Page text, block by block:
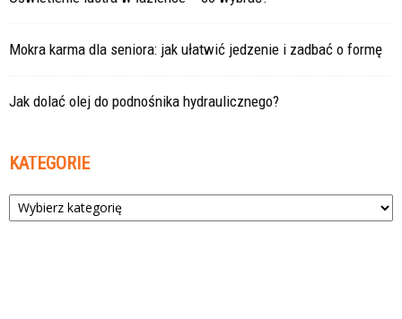
Mokra karma dla seniora: jak ułatwić jedzenie i zadbać o formę
Jak dolać olej do podnośnika hydraulicznego?
KATEGORIE
Kategorie